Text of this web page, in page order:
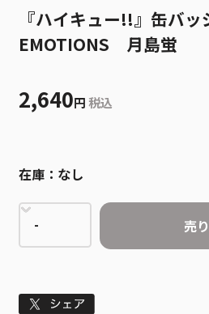
『ハイキュー!!』缶バ
EMOTIONS 月島蛍
2,640円 税込
在庫： なし
売
Tweet